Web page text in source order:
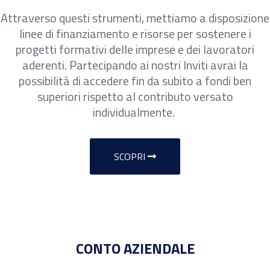
Attraverso questi strumenti, mettiamo a disposizione
linee di finanziamento e risorse per sostenere i
progetti formativi delle imprese e dei lavoratori
aderenti. Partecipando ai nostri Inviti avrai la
possibilità di accedere fin da subito a fondi ben
superiori rispetto al contributo versato
individualmente.
SCOPRI
CONTO AZIENDALE